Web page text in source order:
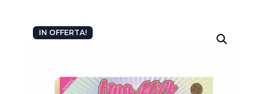
IN OFFERTA!